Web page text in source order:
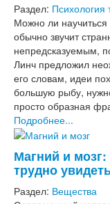
Раздел: Психология
Можно ли
обычно звучит
непредсказуемым,
Линч предложил
его словам, идеи
большую рыбу,
просто образная
Подробнее...
Магний и
трудно
Раздел: Вещества